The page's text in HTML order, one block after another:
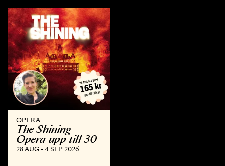
OPERA
The Shining -
Opera upp till 30
28 AUG - 4 SEP 2026